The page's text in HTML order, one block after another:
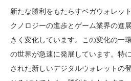
新たな勝利をもたらすベガウォレッ
クノロジーの進歩とゲーム業界の進
きく変化しています。この変化の一
の世界が急速に発展しています。特
された新しいデジタルウォレットの